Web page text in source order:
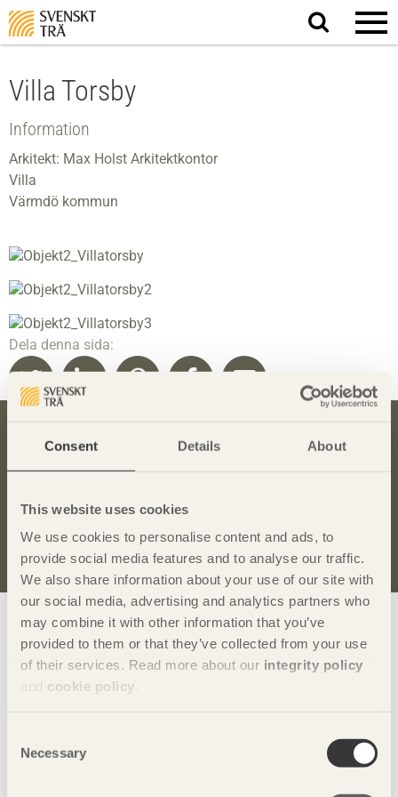
Consent Details About
This website uses cookies
We use cookies to personalise content and ads, to
provide social media features and to analyse our traffic.
We also share information about your use of our site with
our social media, advertising and analytics partners who
may combine it with other information that you’ve
provided to them or that they’ve collected from your use
of their services. Read more about our integrity policy
and cookie policy
Selection
Necessary
Sök
på
Villa Torsby
Information
Arkitekt: Max Holst Arkitektkontor
Villa
Värmdö kommun
Dela denna sida:
Bli inspirerad och lär dig mer om trä
Anmäl dig för att få inspiration
Visa sajtkarta
livskraftig sågverksnäring. Det gör vi genom att inspirera,
utbilda och driva teknisk utveckling.